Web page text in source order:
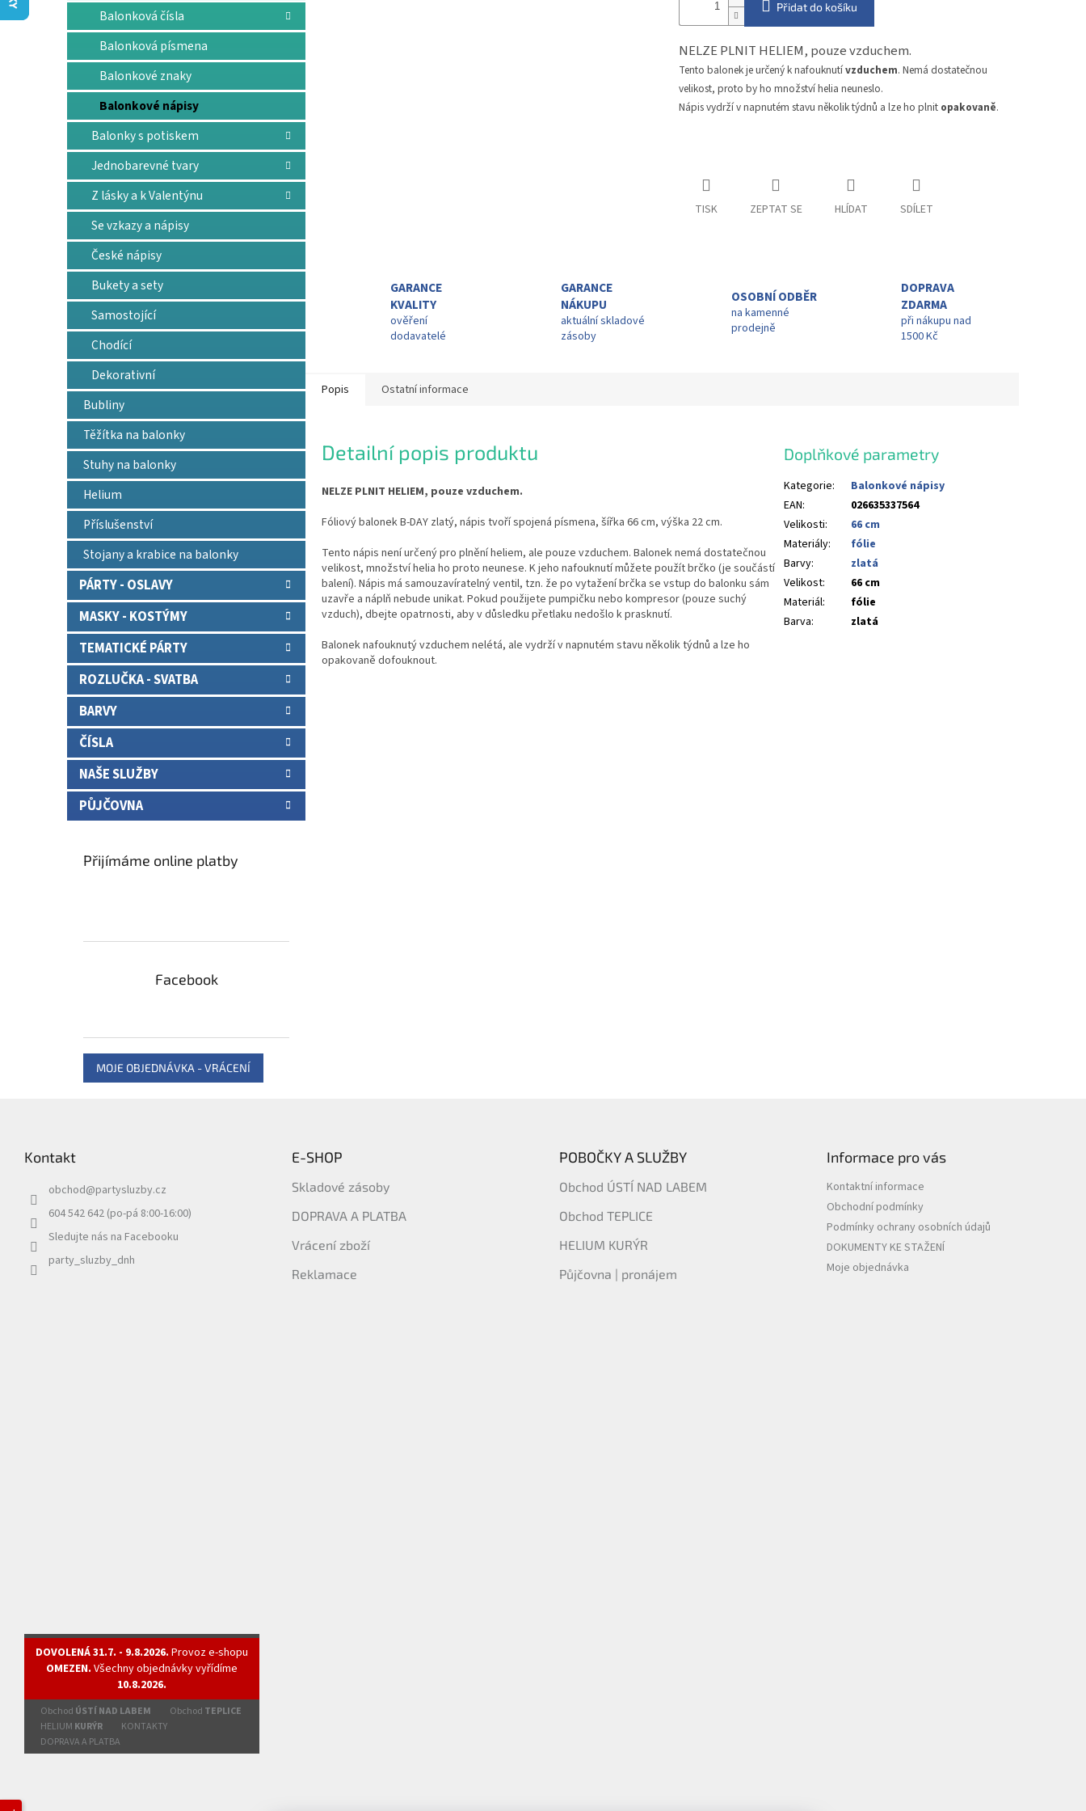
l
Balonková čísla
Balonková písmena
Balonkové znaky
Balonkové nápisy
Balonky s potiskem
Jednobarevné tvary
Z lásky a k Valentýnu
Se vzkazy a nápisy
České nápisy
Bukety a sety
Samostojící
Chodící
Dekorativní
Bubliny
Těžítka na balonky
Stuhy na balonky
Helium
Příslušenství
Stojany a krabice na balonky
PÁRTY - OSLAVY
MASKY - KOSTÝMY
TEMATICKÉ PÁRTY
ROZLUČKA - SVATBA
BARVY
ČÍSLA
NAŠE SLUŽBY
PŮJČOVNA
Přijímáme online platby
Facebook
MOJE OBJEDNÁVKA - VRÁCENÍ
Přidat do košíku
NELZE PLNIT HELIEM, pouze vzduchem.
Tento balonek je určený k nafouknutívzduchem. Nemá dostatečnou
velikost, proto by ho množství helia neuneslo.
Nápis vydrží v napnutém stavu několik týdnů a lze ho plnit opakovaně.
TISK ZEPTAT SE HLÍDAT SDÍLET
GARANCE
KVALITY
ověření
dodavatelé
GARANCE
NÁKUPU
aktuální skladové
zásoby
OSOBNÍ ODBĚR
na kamenné
prodejně
DOPRAVA
ZDARMA
při nákupu nad
1500 Kč
Popis Ostatní informace
Detailní popis produktu
NELZE PLNIT HELIEM, pouze vzduchem.
Fóliový balonek B-DAY zlatý, nápis tvoří spojená písmena, šířka 66 cm, výška 22 cm.
Tento nápis není určený pro plnění heliem, ale pouze vzduchem. Balonek nemá dostatečnou
velikost, množství helia ho proto neunese. K jeho nafouknutí můžete použít brčko (je součástí
balení). Nápis má samouzavíratelný ventil, tzn. že po vytažení brčka se vstup do balonku sám
uzavře a náplň nebude unikat. Pokud použijete pumpičku nebo kompresor (pouze suchý
vzduch), dbejte opatrnosti, aby v důsledku přetlaku nedošlo k prasknutí.
Balonek nafouknutý vzduchem nelétá, ale vydrží v napnutém stavu několik týdnů a lze ho
opakovaně dofouknout.
Doplňkové parametry
Kategorie:
Balonkové nápisy
EAN:
026635337564
Velikosti:
66 cm
Materiály:
fólie
Barvy:
zlatá
Velikost:
66 cm
Materiál:
fólie
Barva: zlatá
Kontakt
obchod@partysluzby.cz
604 542 642 (po-pá 8:00-16:00)
Sledujte nás na Facebooku
party_sluzby_dnh
E-SHOP
Skladové zásoby
DOPRAVA A PLATBA
Vrácení zboží
Reklamace
POBOČKY A SLUŽBY
Obchod ÚSTÍ NAD LABEM
Obchod TEPLICE
HELIUM KURÝR
Půjčovna | pronájem
Informace pro vás
Kontaktní informace
Obchodní podmínky
Podmínky ochrany osobních údajů
DOKUMENTY KE STAŽENÍ
Moje objednávka
DOVOLENÁ 31.7. - 9.8.2026. Provoz e-shopu
OMEZEN. Všechny objednávky vyřídíme
10.8.2026.
Obchod ÚSTÍ NAD LABEM Obchod TEPLICE
HELIUM KURÝR
KONTAKTY
DOPRAVA A PLATBA